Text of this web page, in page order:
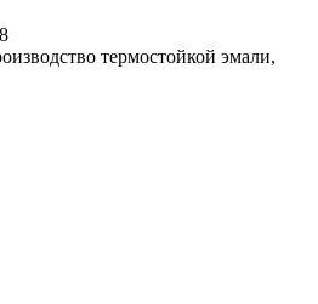
термостойкой эмали,